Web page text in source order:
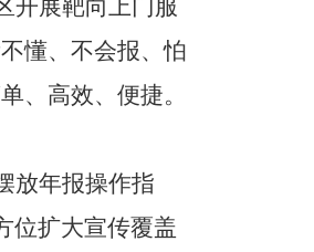
开展靶向上门服
懂、不会报、怕
、高效、便捷。
放年报操作指
位扩大宣传覆盖